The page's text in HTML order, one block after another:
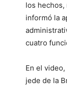
los
informó la
cuatro
En el
jede de la